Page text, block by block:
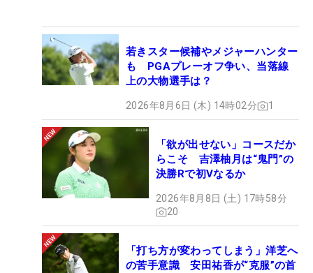
若きスター候補やメジャーハンター
も PGAプレーオフ争い、当落線
上の大物選手は？
2026年8月6日 (木) 14時02分 1
「欲が出せない」コースだか
らこそ 吉澤柚月は“鬼門”の
決勝Rで初Vなるか
2026年8月8日 (土) 17時58分
20
「打ち方が変わってしまう」洋芝へ
の苦手意識 安田祐香が“克服”の首